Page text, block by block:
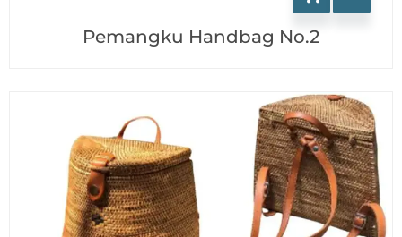
Pemangku Handbag No.2